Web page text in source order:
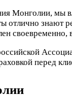
Монголии, мы
отлично
перед